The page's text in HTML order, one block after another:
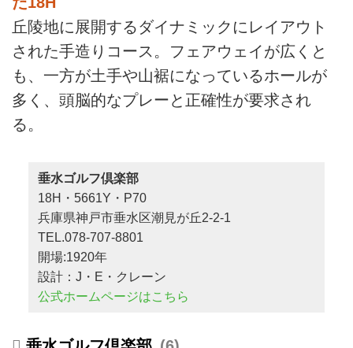
丘陵地に展開するダイナミックにレイアウト
された手造りコース。フェアウェイが広くと
も、一方が土手や山裾になっているホールが
多く、頭脳的なプレーと正確性が要求され
る。
垂水ゴルフ倶楽部
18H・5661Y・P70
兵庫県神戸市垂水区潮見が丘2-2-1
TEL.078-707-8801
開場:1920年
設計：J・E・クレーン
公式ホームページはこちら